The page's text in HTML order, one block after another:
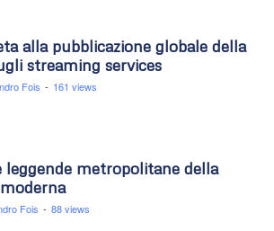
alla pubblicazione globale della
streaming services
Fois - 161 views
leggende metropolitane della
Fois - 88 views